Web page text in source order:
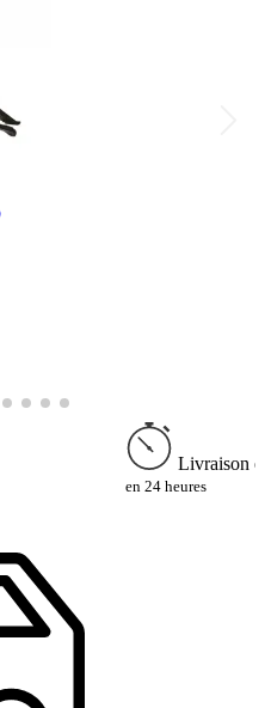
Livraison
en 24 heures